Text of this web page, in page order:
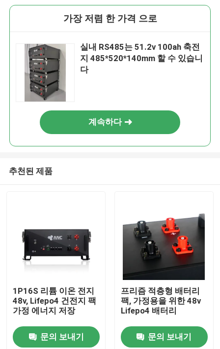
홈
가장 저렴 한 가격 으로
실내 RS485는 51.2v 100ah 축전
지 485*520*140mm 할 수 있습니
다
계속하다
추천된 제품
1P16S 리튬 이온 전지
48v, Lifepo4 건전지 팩
가정 에너지 저장
문의 보내기
프리즘 적층형 배터리
팩, 가정용을 위한 48v
Lifepo4 배터리
문의 보내기